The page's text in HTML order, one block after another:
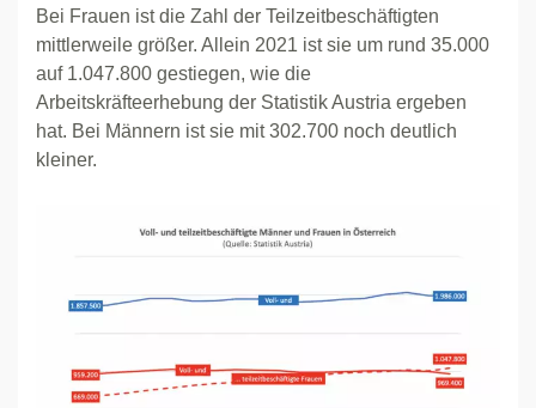
Bei Frauen ist die Zahl der Teilzeitbeschäftigten
mittlerweile größer. Allein 2021 ist sie um rund 35.000
auf 1.047.800 gestiegen, wie die
Arbeitskräfteerhebung der Statistik Austria ergeben
hat. Bei Männern ist sie mit 302.700 noch deutlich
kleiner.